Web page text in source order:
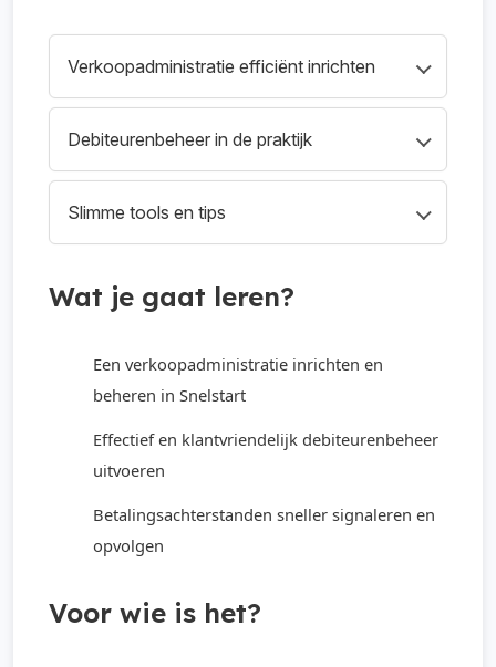
Verkoopadministratie efficiënt inrichten
Je leert hoe je verkoopfacturen aanmaakt,
verstuurt en beheert in Snelstart. Ook ontdek
je hoe je automatisch betalingsherinneringen
instelt.
Debiteurenbeheer in de praktijk
We behandelen het hele traject van
betalingstermijn tot aanmaning. Hoe ga je om
met achterstallige betalingen? Wat werkt
vriendelijk én duidelijk communiceert.
Slimme tools en tips
overzichtsschermen en signaleringen die je
Wat je gaat leren?
Een verkoopadministratie inrichten en
beheren in Snelstart
Effectief en klantvriendelijk debiteurenbeheer
uitvoeren
Betalingsachterstanden sneller signaleren en
opvolgen
Voor wie is het?